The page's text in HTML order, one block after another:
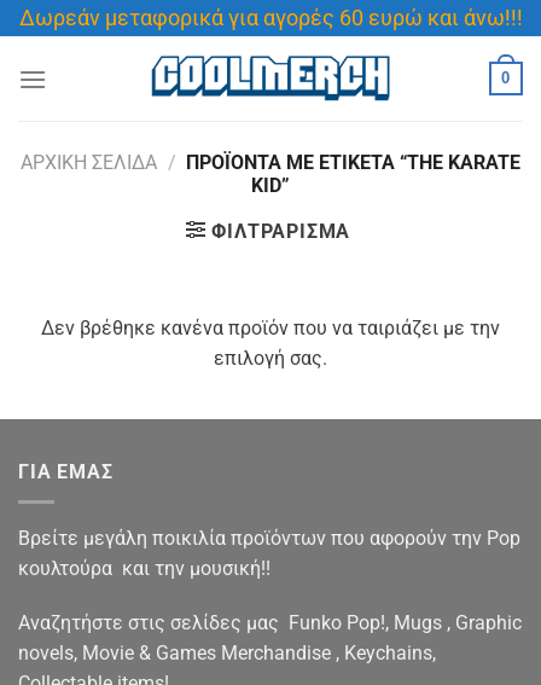
Μετάβαση
στο
περιεχόμενο
Δωρεάν μεταφορικά για αγορές 60 ευρώ και άνω!!!
0
ΑΡΧΙΚΉ ΣΕΛΊΔΑ / ΠΡΟΪΌΝΤΑ ΜΕ ΕΤΙΚΈΤΑ “THE KARATE
KID”
ΦΙΛΤΡΆΡΙΣΜΑ
Δεν βρέθηκε κανένα προϊόν που να ταιριάζει με την
επιλογή σας.
ΓΙΑ ΕΜΑΣ
Βρείτε μεγάλη ποικιλία προϊόντων που αφορούν την Pop
κουλτούρα και την μουσική!!
Αναζητήστε στις σελίδες μας Funko Pop!, Mugs , Graphic
novels, Movie & Games Merchandise , Keychains,